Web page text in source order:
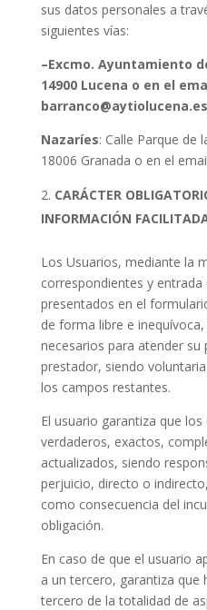
sus datos personales a
siguientes vías:
–Excmo. Ayuntamiento
14900 Lucena o en el
barranco@aytiolucena.es
Nazaríes: Calle Parque de
18006 Granada o en el
CARÁCTER
INFORMACIÓN
Los Usuarios, mediante la
correspondientes y
presentados en el
de forma libre e
necesarios para atender
prestador, siendo
los campos restantes.
El usuario garantiza que
verdaderos, exactos,
actualizados, siendo
perjuicio, directo o
como consecuencia del
obligación.
En caso de que el usuario
a un tercero, garantiza que
tercero de la totalidad de